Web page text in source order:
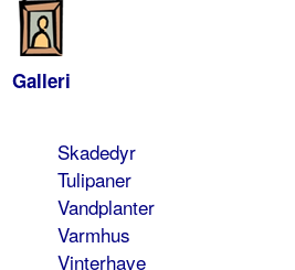
Galleri
Skadedyr
Tulipaner
Vandplanter
Varmhus
Vinterhave